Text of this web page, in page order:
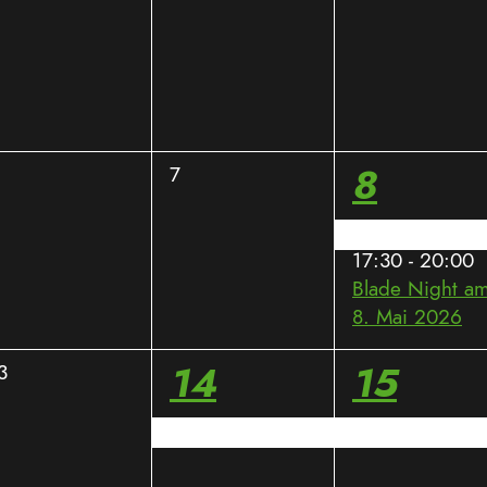
0
7
2
8
17:30-20:00
Blade Night
8. Mai 2026
1
Veranstaltung,
14
1
15